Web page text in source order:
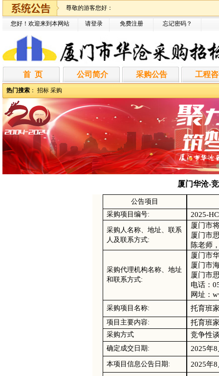
尊敬的游客您好：
您好！欢迎来到本网站 请登录 免费注册 忘记密码？
首 页 公司简介 采购公告 工程
热门搜索 ： 招标 采购
厦门华沧-
公告项目
采购项目编号: 2025-
采购人名称、地址、 联系
人及联系方式:
厦门市
厦门市
陈老师
采购代理机构名称、地址
和联系方式:
厦门市
厦门市
厦门市
电话：
网址：
采购项目名称: 托育班
项目主要内容: 托育班
采购方式 竞争性
确定成交日期 : 2025年8
本项目信息公告日期 : 2025年8